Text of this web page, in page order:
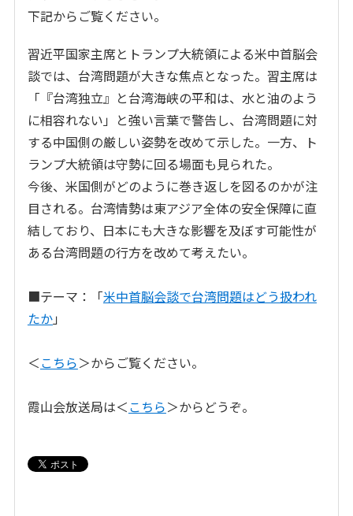
下記からご覧ください。
習近平国家主席とトランプ大統領による米中首脳会
談では、台湾問題が大きな焦点となった。習主席は
「『台湾独立』と台湾海峡の平和は、水と油のよう
に相容れない」と強い言葉で警告し、台湾問題に対
する中国側の厳しい姿勢を改めて示した。一方、ト
ランプ大統領は守勢に回る場面も見られた。
今後、米国側がどのように巻き返しを図るのかが注
目される。台湾情勢は東アジア全体の安全保障に直
結しており、日本にも大きな影響を及ぼす可能性が
ある台湾問題の行方を改めて考えたい。
■テーマ：「米中首脳会談で台湾問題はどう扱われ
たか」
＜こちら＞からご覧ください。
霞山会放送局は＜こちら＞からどうぞ。